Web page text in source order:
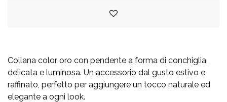
Collana color oro con pendente a forma di conchiglia,
delicata e luminosa. Un accessorio dal gusto estivo e
raffinato, perfetto per aggiungere un tocco naturale ed
elegante a ogni look.